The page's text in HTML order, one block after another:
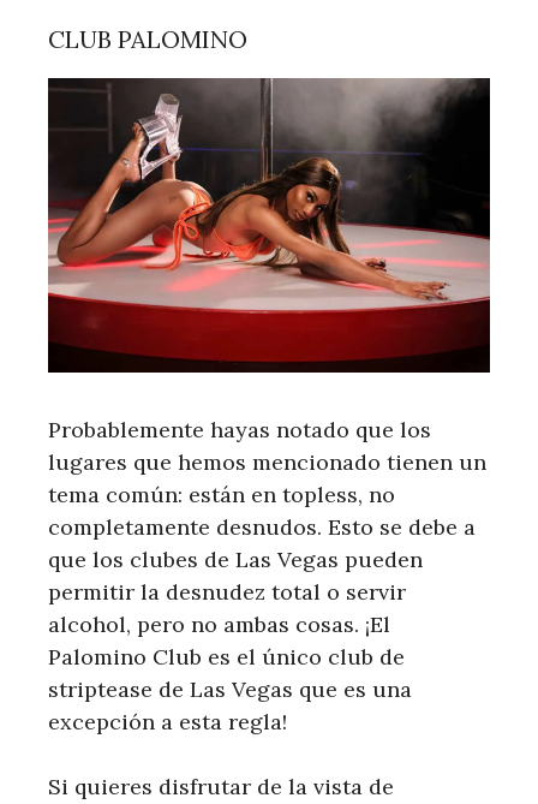
CLUB PALOMINO
Probablemente hayas notado que los
lugares que hemos mencionado tienen un
tema común: están en topless, no
completamente desnudos. Esto se debe a
que los clubes de Las Vegas pueden
permitir la desnudez total o servir
alcohol, pero no ambas cosas. ¡El
Palomino Club es el único club de
striptease de Las Vegas que es una
excepción a esta regla!
Si quieres disfrutar de la vista de